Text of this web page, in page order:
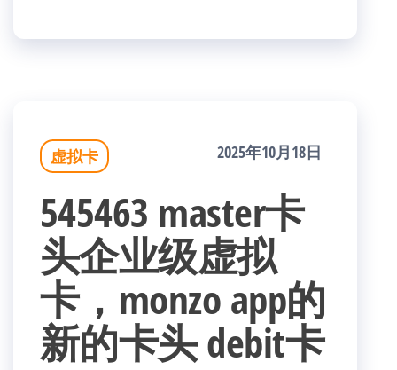
虚拟卡 2025年10月18日
545463 master卡
头企业级虚拟
卡，monzo app的
新的卡头 debit卡